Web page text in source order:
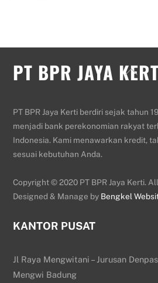
Back
PT BPR JAYA
PT BPR Jaya Kerti berdiri sejak tahun
menjadi bank perekonomian rakyat
Indonesia. Kami menawarkan kredit,
sesuai kebutuhan Anda.
Copyright © 2020 PT BPR Jaya Kerti.
Designed & Manage by Bengkel
KANTOR PUSAT
Jl Raya Mengwitani – Jurusan
Mengwi Badung